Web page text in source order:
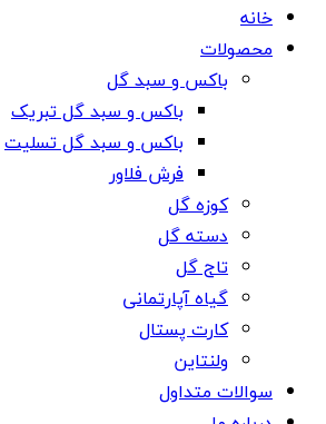
خانه
محصولات
باکس و سبد گل
باکس و سبد گل تبریک
باکس و سبد گل تسلیت
فرش فلاور
کوزه گل
دسته گل
تاج گل
گیاه آپارتمانی
کارت پستال
ولنتاین
سوالات متداول